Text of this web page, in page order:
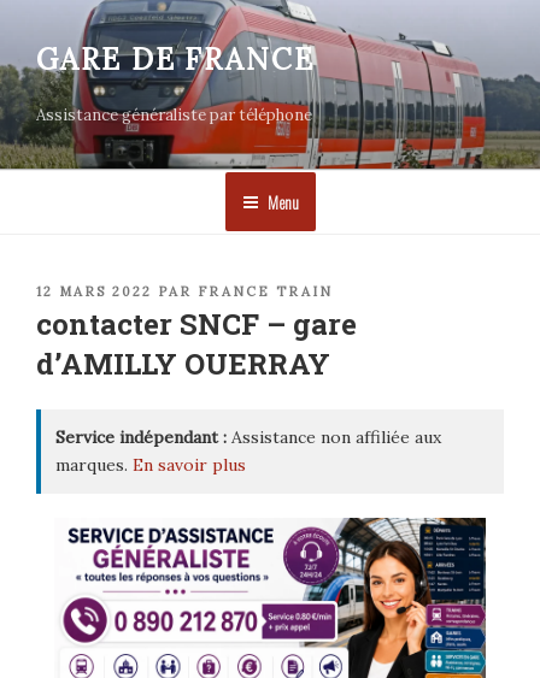
contenu
principal
GARE DE FRANCE
Assistance généraliste par téléphone
Menu
PUBLIÉ
12 MARS 2022 PAR FRANCE TRAIN
contacter SNCF – gare
d’AMILLY OUERRAY
Service indépendant : Assistance non affiliée aux
marques. En savoir plus